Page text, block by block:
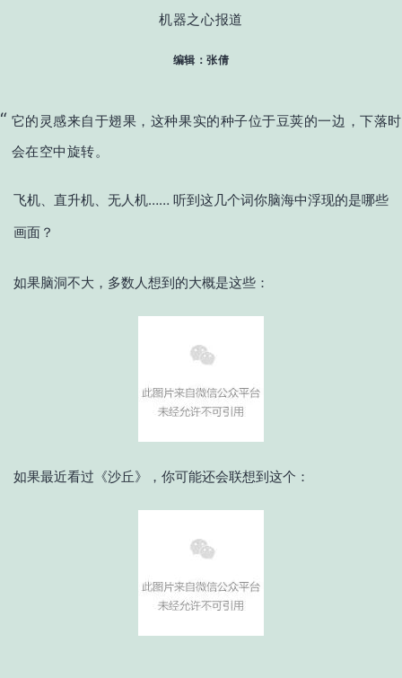
机器之心报道
编辑：张倩
它的灵感来自于翅果，这种果实的种子位于豆荚的一边，下落时
会在空中旋转。
飞机、直升机、无人机…… 听到这几个词你脑海中浮现的是哪些
画面？
如果脑洞不大，多数人想到的大概是这些：
如果最近看过《沙丘》，你可能还会联想到这个：